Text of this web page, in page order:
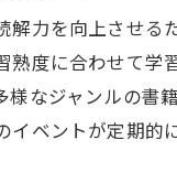
解力を向上させる
熟度に合わせて学
様なジャンルの書
イベントが定期